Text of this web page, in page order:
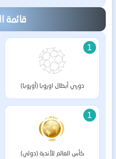
قائمة
1
دوري أبطال اوروبا (أوروبا)
1
كأس العالم للأندية (دولي)